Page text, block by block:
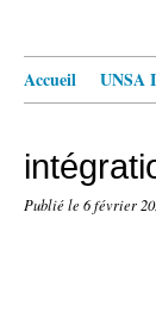
Accueil UNSA
Publié le 6 février